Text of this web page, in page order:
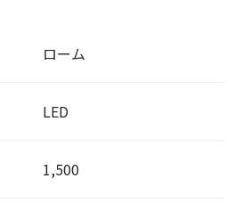
ローム
LED
1,500